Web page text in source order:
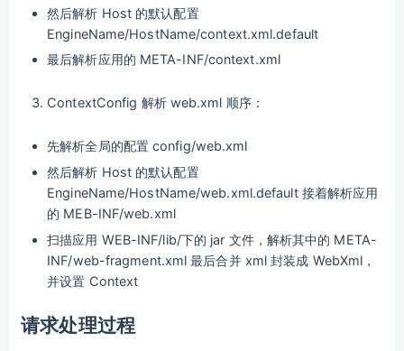
然后解析 Host 的默认配置
EngineName/HostName/context.xml.default
最后解析应用的 META-INF/context.xml
ContextConfig 解析 web.xml 顺序：
先解析全局的配置 config/web.xml
然后解析 Host 的默认配置
EngineName/HostName/web.xml.default 接着解析应用
的 MEB-INF/web.xml
扫描应用 WEB-INF/lib/下的 jar 文件，解析其中的 META-
INF/web-fragment.xml 最后合并 xml 封装成 WebXml，
并设置 Context
请求处理过程